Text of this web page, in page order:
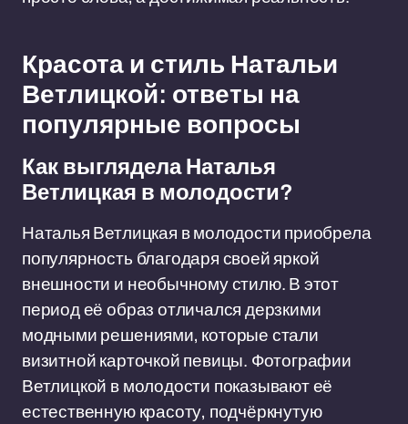
Красота и стиль Натальи
Ветлицкой: ответы на
популярные вопросы
Как выглядела Наталья
Ветлицкая в молодости?
Наталья Ветлицкая в молодости приобрела
популярность благодаря своей яркой
внешности и необычному стилю. В этот
период её образ отличался дерзкими
модными решениями, которые стали
визитной карточкой певицы. Фотографии
Ветлицкой в молодости показывают её
естественную красоту, подчёркнутую